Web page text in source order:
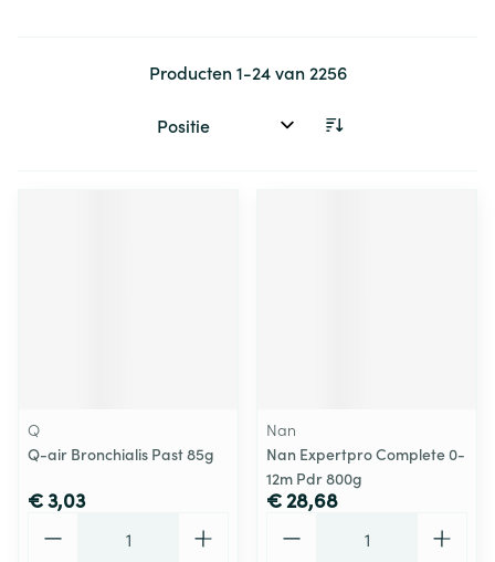
Producten1-24van 2256
Sorteer op:
Q
Q-air Bronchialis Past 85g
€ 3,03
Nan
Nan Expertpro Complete 0-
12m Pdr 800g
€ 28,68